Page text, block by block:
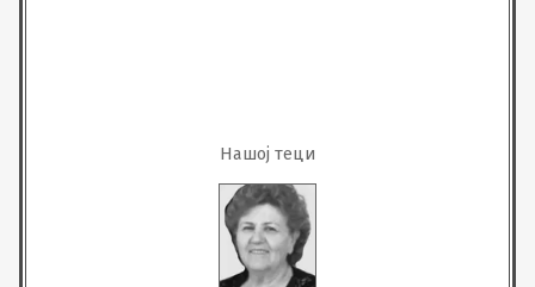
Нашој теци